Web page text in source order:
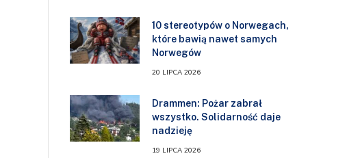
10 stereotypów o Norwegach,
które bawią nawet samych
Norwegów
20 LIPCA 2026
Drammen: Pożar zabrał
wszystko. Solidarność daje
nadzieję
19 LIPCA 2026